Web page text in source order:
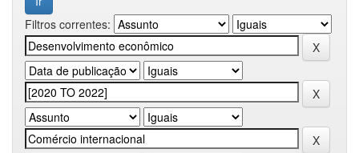
Filtros correntes: